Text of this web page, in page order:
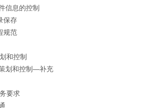
信息的控制
保存
规范
和控制
划和控制—补充
要求